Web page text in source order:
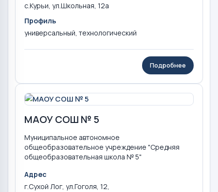
с.Курьи, ул.Школьная, 12а
Профиль
универсальный, технологический
Подробнее
МАОУ СОШ № 5
Муниципальное автономное
общеобразовательное учреждение "Средняя
общеобразовательная школа № 5"
Адрес
г.Сухой Лог, ул.Гоголя, 12,